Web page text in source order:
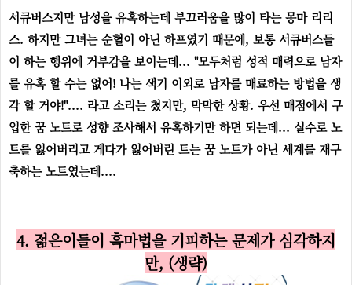
서큐버스지만 남성을 유혹하는데 부끄러움을 많이 타는 몽마 리리
스. 하지만 그녀는 순혈이 아닌 하프였기 때문에, 보통 서큐버스들
이 하는 행위에 거부감을 보이는데... "모두처럼 성적 매력으로 남자
를 유혹 할 수는 없어! 나는 색기 이외로 남자를 매료하는 방법을 생
각 할 거야!".... 라고 소리는 쳤지만, 막막한 상황. 우선 매점에서 구
입한 꿈 노트로 성향 조사해서 유혹하기만 하면 되는데... 실수로 노
트를 잃어버리고 게다가 잃어버린 트는 꿈 노트가 아닌 세계를 재구
축하는 노트였는데....
4. 젊은이들이 흑마법을 기피하는 문제가 심각하지
만, (생략)